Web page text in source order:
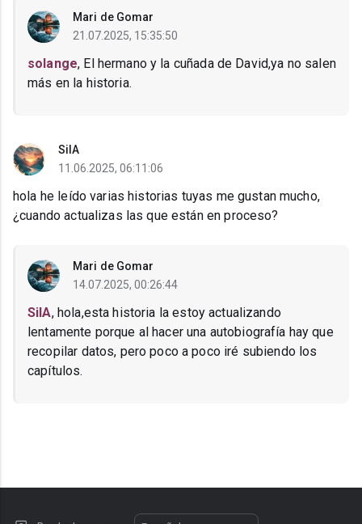
Mari de Gomar
21.07.2025, 15:35:50
solange, El hermano y la cuñada de David,ya no salen
más en la historia.
SilA
11.06.2025, 06:11:06
hola he leído varias historias tuyas me gustan mucho,
¿cuando actualizas las que están en proceso?
Mari de Gomar
14.07.2025, 00:26:44
SilA, hola,esta historia la estoy actualizando
lentamente porque al hacer una autobiografía hay que
recopilar datos, pero poco a poco iré subiendo los
capítulos.